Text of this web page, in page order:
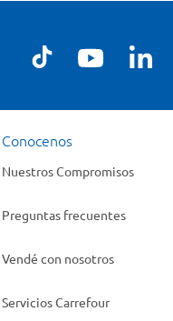
Conocenos
Nuestros Compromisos
Preguntas frecuentes
Vendé con nosotros
Servicios Carrefour